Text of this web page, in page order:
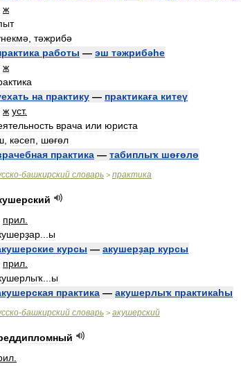
ж
тәжрибә
работы — эш тәжрибәһе
ж
на практику — практикаға китеү
ж уст.
врача или юриста
кәсеп
шөғөл
практика — табиплыҡ шөғөлө
-башкирский словарь > практика
прил
ы
курсы — акушерҙар курсы
прил
ы
практика — акушерлыҡ практикаһы
-башкирский словарь > акушерский